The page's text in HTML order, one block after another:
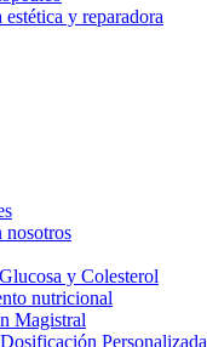
y reparadora
nosotros
y Colesterol
nutricional
Magistral
Personalizada